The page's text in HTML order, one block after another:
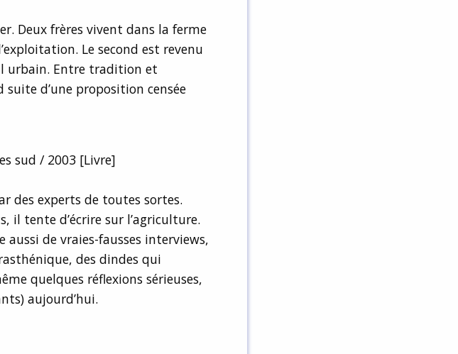
Deux frères vivent dans la ferme
Le second est revenu
urbain. Entre tradition et
suite d’une proposition censée
sud / 2003 [Livre]
des experts de toutes sortes.
il tente d’écrire sur l’agriculture.
aussi de vraies-fausses interviews,
des dindes qui
quelques réflexions sérieuses,
aujourd’hui.